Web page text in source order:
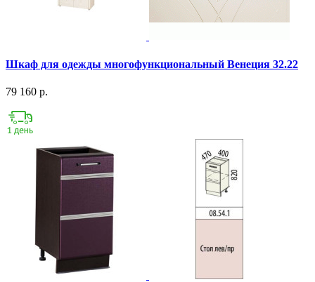
Шкаф для одежды многофункциональный Венеция 32.22
79 160 р.